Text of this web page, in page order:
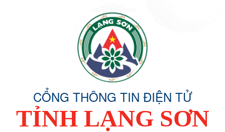
CỔNG THÔNG TIN ĐIỆN TỬ
TỈNH LẠNG SƠN